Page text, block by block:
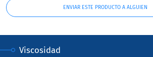
ENVIAR ESTE PRODUCTO A ALGUIEN
Viscosidad